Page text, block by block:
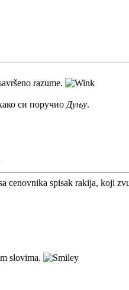
razume.
си поручио Дуњу.
cenovnika spisak rakija, koji
slovima.